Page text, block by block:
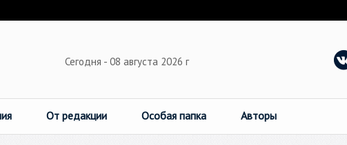
Сегодня - 08 августа 2026 г
От редакции Особая папка Авторы